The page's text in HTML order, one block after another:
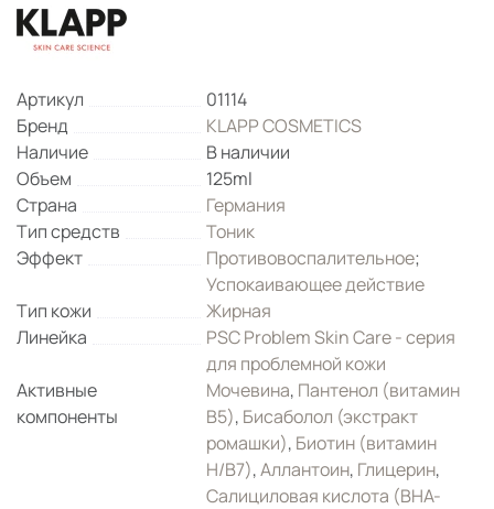
Артикул
01114
Бренд
KLAPP COSMETICS
Наличие
В наличии
Объем
125ml
Страна
Германия
Тип средств
Тоник
Эффект
Противовоспалительное;
Успокаивающее действие
Тип кожи
Жирная
Линейка
PSC Problem Skin Care - серия
для проблемной кожи
Активные
компоненты
Мочевина, Пантенол (витамин
B5), Бисаболол (экстракт
ромашки), Биотин (витамин
H/B7),Аллантоин, Глицерин,
Салициловая кислота (ВНА-